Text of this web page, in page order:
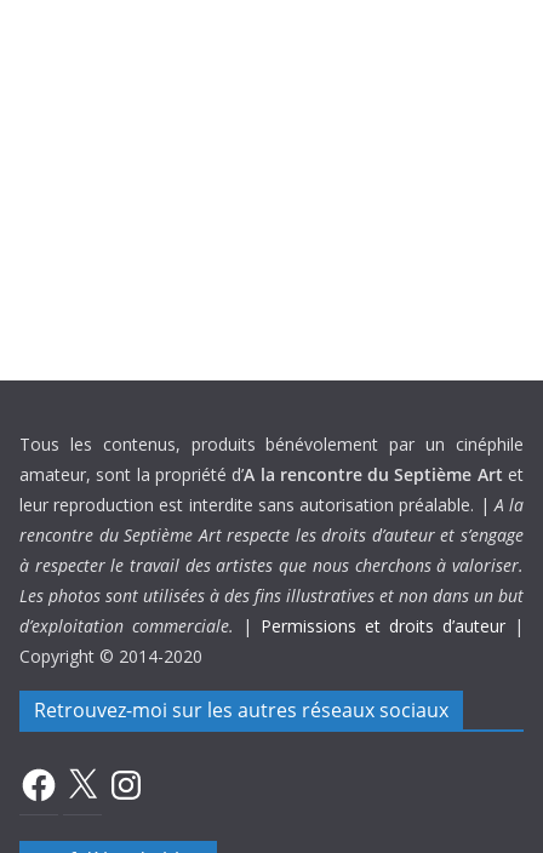
Tous les contenus, produits bénévolement par un cinéphile
amateur, sont la propriété d’A la rencontre du Septième Art et
leur reproduction est interdite sans autorisation préalable. |A la
rencontre du Septième Art respecte les droits d’auteur et s’engage
à respecter le travail des artistes que nous cherchons à valoriser.
Les photos sont utilisées à des fins illustratives et non dans un but
d’exploitation commerciale.
| Permissions et droits d’auteur |
Copyright © 2014-2020
Retrouvez-moi sur les autres réseaux sociaux
Facebook
X Instagram